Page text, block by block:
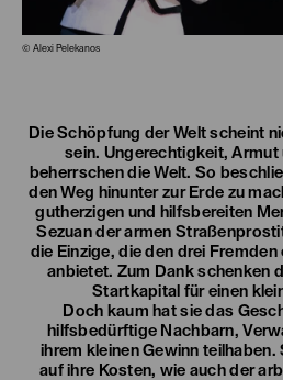
© Alexi Pelekanos
Die Schöpfung der Welt scheint
sein. Ungerechtigkeit,
beherrschen die Welt. So
den Weg hinunter zur Erde zu
gutherzigen und hilfsbereiten
Sezuan der armen
die Einzige, die den drei
anbietet. Zum Dank schenken
Startkapital für einen
Doch kaum hat sie das
hilfsbedürftige Nachbarn,
ihrem kleinen Gewinn teilhaben.
auf ihre Kosten, wie auch der